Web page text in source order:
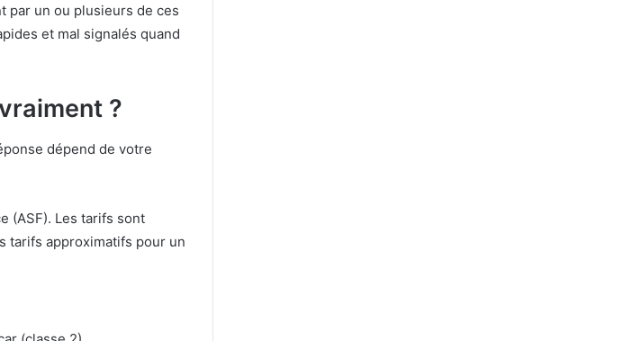
par un ou plusieurs de ces
et mal signalés quand
?
dépend de votre
(ASF). Les tarifs sont
tarifs approximatifs pour un